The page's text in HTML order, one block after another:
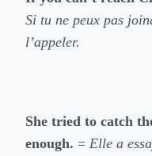
Si tu ne peux pas
l’appeler.
She tried to catch
enough. = Elle a